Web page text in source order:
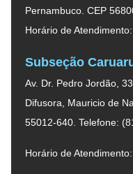
Pernambuco. CEP
Horário de
Subseção
Av. Dr. Pedro Jordão,
Difusora, Mauricio de
55012-640. Telefone:
Horário de